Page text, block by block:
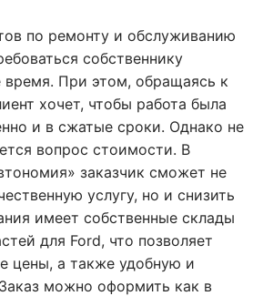
по ремонту и обслуживанию
собственнику
время. При этом, обращаясь к
хочет, чтобы работа была
и в сжатые сроки. Однако не
вопрос стоимости. В
заказчик сможет не
услугу, но и снизить
имеет собственные склады
для Ford, что позволяет
цены, а также удобную и
можно оформить как в